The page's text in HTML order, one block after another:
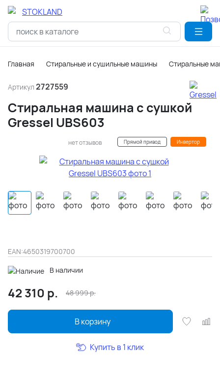
Главная Стиральные и сушильные машины Стиральные
Артикул 2727559
Стиральная машина с сушкой
Gressel UBS603
нет отзывов Прямой привод Инвертор
EAN:4650319700700
В наличии
42 310 р. 48 999р.
В корзину
Купить в 1 клик